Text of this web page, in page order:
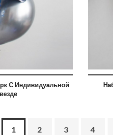
С Индивидуальной
1 2 3 4